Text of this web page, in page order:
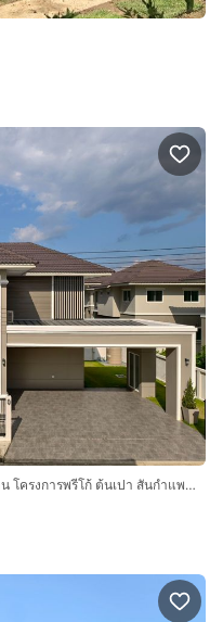
บ้านใหม่ตกแต่งเฟอร์นิเจอร์ทั้งหลัง 8.69 ล้าน โครงการพรีโก้ ต้นเปา สันกำแพง เชียงใหม่